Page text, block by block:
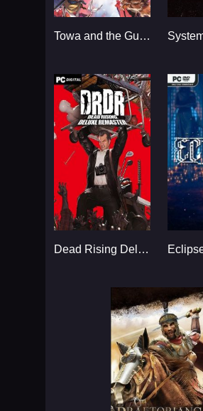
Towa and the Guardians of the Sacred Tree...
Dead Rising Deluxe Remaster...